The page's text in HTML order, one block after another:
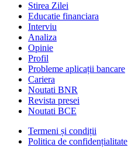
Stirea Zilei
Educatie financiara
Interviu
Analiza
Opinie
Profil
Probleme aplicații bancare
Cariera
Noutati BNR
Revista presei
Noutati BCE
Termeni și condiții
Politica de confidențialitate